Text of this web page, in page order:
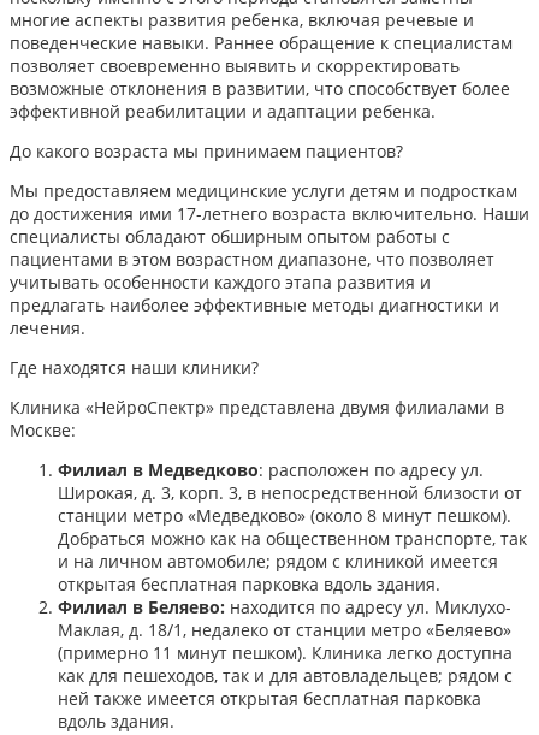
многие аспекты развития ребенка, включая речевые и
поведенческие навыки. Раннее обращение к специалистам
позволяет своевременно выявить и скорректировать
возможные отклонения в развитии, что способствует более
эффективной реабилитации и адаптации ребенка.​
До какого возраста мы принимаем пациентов?
Мы предоставляем медицинские услуги детям и подросткам
до достижения ими 17-летнего возраста включительно. Наши
специалисты обладают обширным опытом работы с
пациентами в этом возрастном диапазоне, что позволяет
учитывать особенности каждого этапа развития и
предлагать наиболее эффективные методы диагностики и
лечения.​
Где находятся наши клиники?
Клиника «НейроСпектр» представлена двумя филиалами в
Москве:​
Филиал в Медведково: расположен по адресу ул.
Широкая, д. 3, корп. 3, в непосредственной близости от
станции метро «Медведково» (около 8 минут пешком).
Добраться можно как на общественном транспорте, так
и на личном автомобиле; рядом с клиникой имеется
открытая бесплатная парковка вдоль здания.
Филиал в Беляево: находится по адресу ул. Миклухо-
Маклая, д. 18/1, недалеко от станции метро «Беляево»
(примерно 11 минут пешком). Клиника легко доступна
как для пешеходов, так и для автовладельцев; рядом с
ней также имеется открытая бесплатная парковка
вдоль здания.